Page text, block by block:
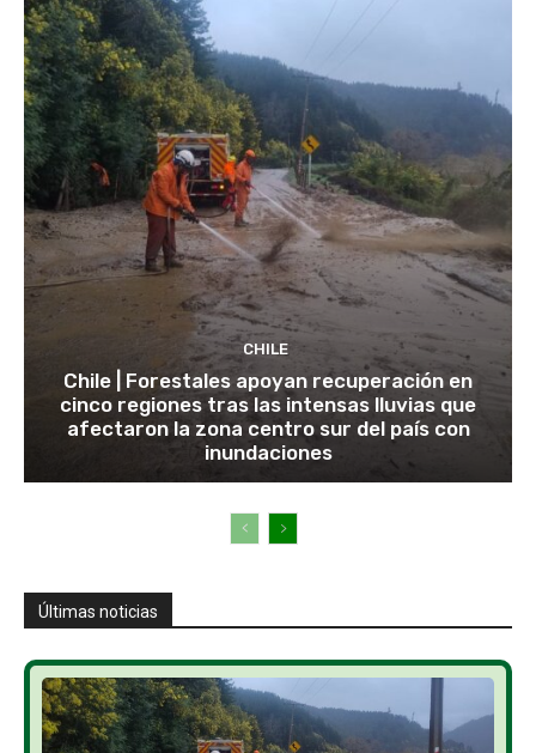
CHILE
Chile | Forestales apoyan recuperación en
cinco regiones tras las intensas lluvias que
afectaron la zona centro sur del país con
inundaciones
Últimas noticias